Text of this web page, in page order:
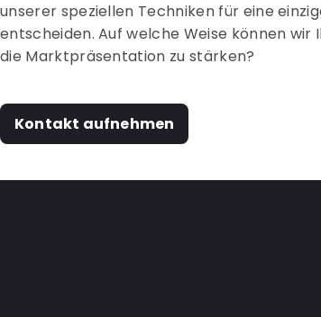
unserer speziellen Techniken für eine
entscheiden. Auf welche Weise können
die Marktpräsentation zu stärken?
Kontakt aufnehmen